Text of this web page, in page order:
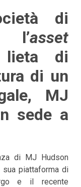
di
l’asset
di
di un
MJ
sede a
di MJ Hudson
sua piattaforma di
e il recente